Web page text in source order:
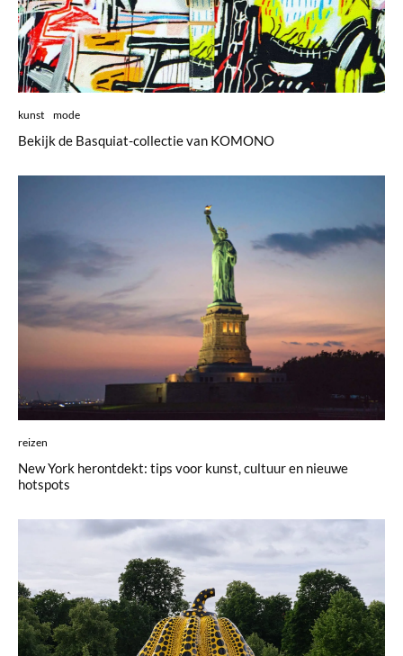
kunst mode
Bekijk de Basquiat-collectie van KOMONO
reizen
New York herontdekt: tips voor kunst, cultuur en nieuwe
hotspots